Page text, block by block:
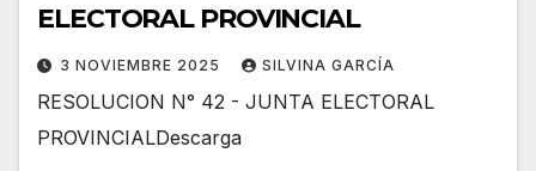
ELECTORAL PROVINCIAL
3 NOVIEMBRE 2025 SILVINA GARCÍA
RESOLUCION N° 42 - JUNTA ELECTORAL
PROVINCIALDescarga